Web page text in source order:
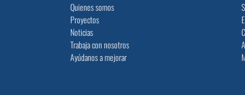
Quienes somos
Proyectos
Noticias
Trabaja con nosotros
Ayúdanos a mejorar